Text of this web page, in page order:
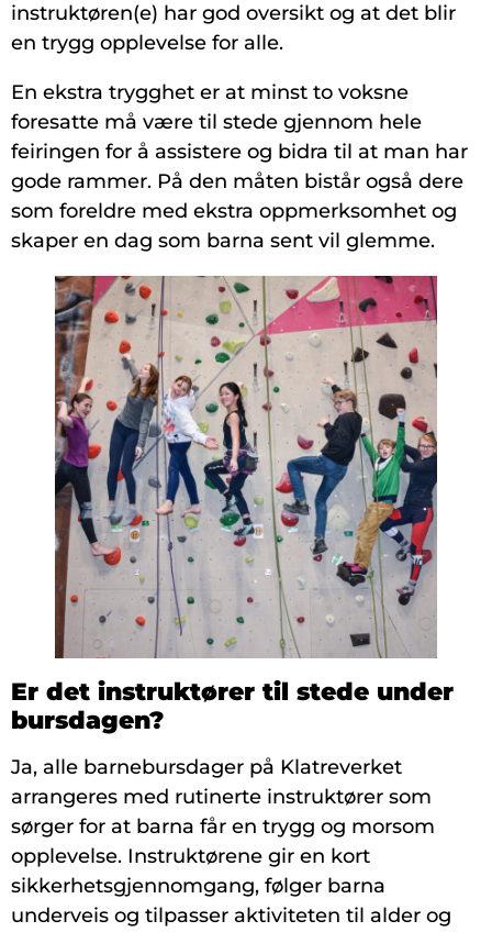
instruktøren(e) har god oversikt og at det blir
en trygg opplevelse for alle.
En ekstra trygghet er at minst to voksne
foresatte må være til stede gjennom hele
feiringen for å assistere og bidra til at man har
gode rammer. På den måten bistår også dere
som foreldre med ekstra oppmerksomhet og
skaper en dag som barna sent vil glemme.
Er det instruktører til stede under
bursdagen?
Ja, alle barnebursdager på Klatreverket
arrangeres med rutinerte instruktører som
sørger for at barna får en trygg og morsom
opplevelse. Instruktørene gir en kort
sikkerhetsgjennomgang, følger barna
underveis og tilpasser aktiviteten til alder og